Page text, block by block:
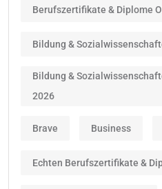
Berufszertifikate & Diplome
Bildung &
Bildung &
2026
Brave Business
Echten Berufszertifikate &